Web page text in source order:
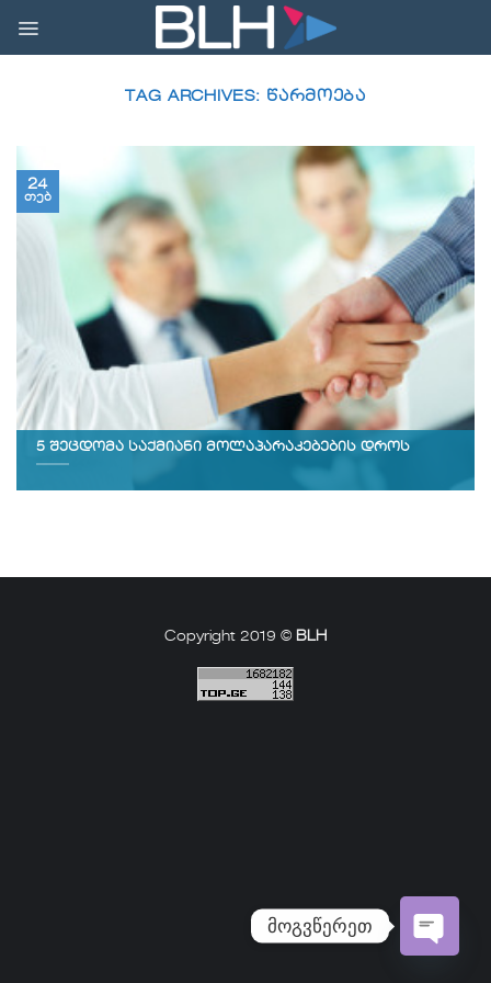
content
TAG ARCHIVES: ᲬᲐᲠᲛᲝᲔᲑᲐ
5 შეცდომა საქმიანი მოლაპარაკებების დროს
24
თებ
Copyright 2019 © BLH
მოგვწერეთ